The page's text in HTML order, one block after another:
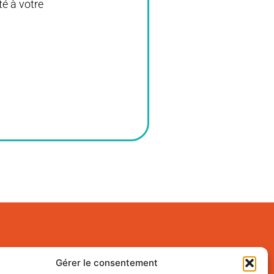
Gérer le consentement
à votre